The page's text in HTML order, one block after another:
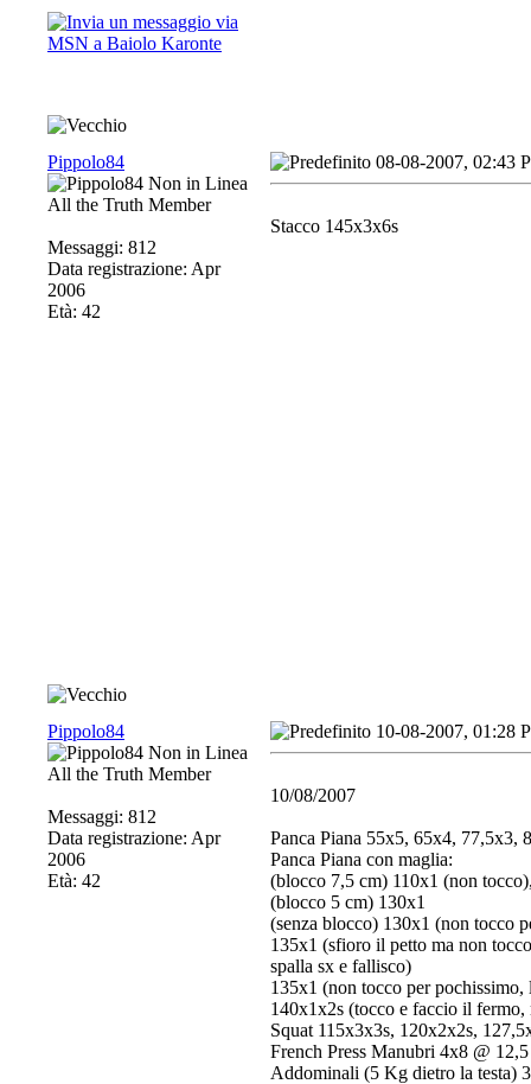
Pippolo84
All the Truth Member
Messaggi: 812
Data registrazione: Apr
2006
Età: 42
08-08-2007, 02:43
Stacco 145x3x6s
Pippolo84
All the Truth Member
Messaggi: 812
Data registrazione: Apr
2006
Età: 42
10-08-2007, 01:28
10/08/2007
Panca Piana 55x5, 65x4, 77,5x3,
Panca Piana con maglia:
(blocco 7,5 cm) 110x1 (non
(blocco 5 cm) 130x1
(senza blocco) 130x1 (non tocco
135x1 (sfioro il petto ma non
spalla sx e fallisco)
135x1 (non tocco per pochissimo,
140x1x2s (tocco e faccio il fermo,
Squat 115x3x3s, 120x2x2s,
French Press Manubri 4x8 @
Addominali (5 Kg dietro la testa)